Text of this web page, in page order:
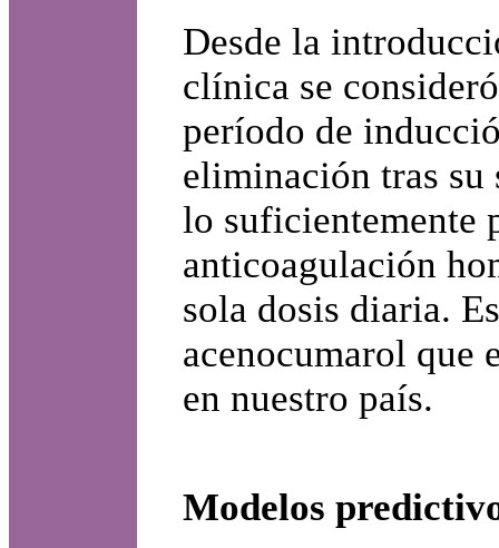
Desde la
clínica se
período de
eliminación tras su
lo suficientemente
anticoagulación
sola dosis diaria.
acenocumarol que
en nuestro país.
Modelos